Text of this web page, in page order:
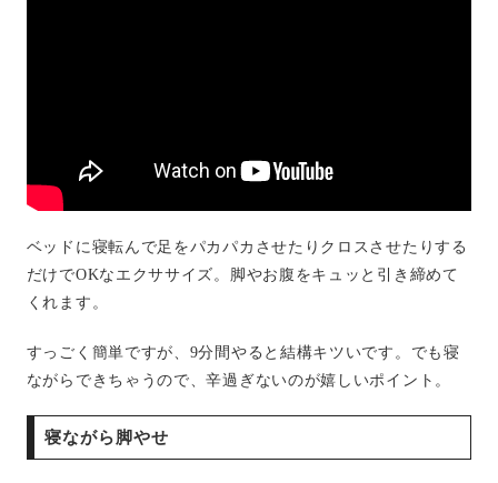
ベッドに寝転んで足をパカパカさせたりクロスさせたりする
だけでOKなエクササイズ。脚やお腹をキュッと引き締めて
くれます。
すっごく簡単ですが、9分間やると結構キツいです。でも寝
ながらできちゃうので、辛過ぎないのが嬉しいポイント。
寝ながら脚やせ